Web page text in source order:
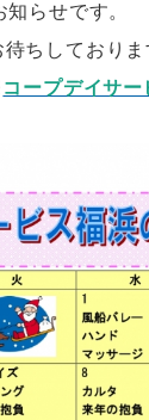
らせです。
ちしており
コープデイサー